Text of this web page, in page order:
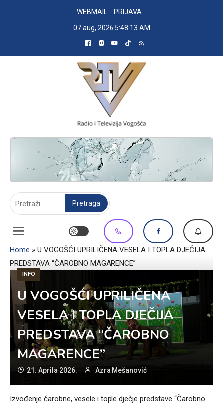
WEBMAIL
PRIJAVA
07 aug, 2026 5:48:14 AM
RADIO TELEVIZIJA VOGOŠĆA
Home » U VOGOŠĆI UPRILIČENA VESELA I TOPLA DJEČIJA
PREDSTAVA “ČAROBNO MAGARENCE”
INFO
U VOGOŠĆI UPRILIČENA
VESELA I TOPLA DJEČIJA
PREDSTAVA “ČAROBNO
MAGARENCE”
21. Aprila 2026. Azra Mešanović
Izvođenje čarobne, vesele i tople dječje predstave “Čarobno